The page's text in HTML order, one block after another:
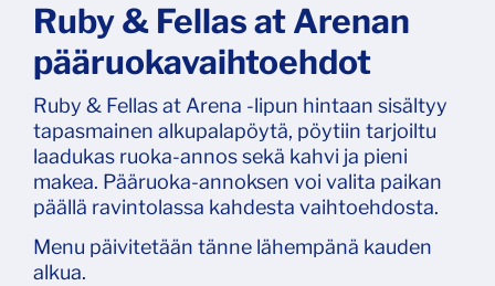
Ruby & Fellas at Arenan
pääruokavaihtoehdot
Ruby & Fellas at Arena -lipun hintaan sisältyy
tapasmainen alkupalapöytä, pöytiin tarjoiltu
laadukas ruoka-annos sekä kahvi ja pieni
makea. Pääruoka-annoksen voi valita paikan
päällä ravintolassa kahdesta vaihtoehdosta.
Menu päivitetään tänne lähempänä kauden
alkua.